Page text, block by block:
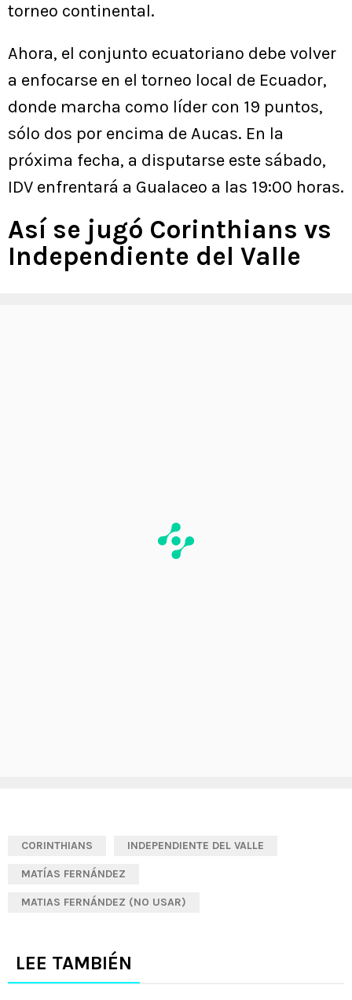
torneo continental.
Ahora, el conjunto ecuatoriano debe volver
a enfocarse en el torneo local de Ecuador,
donde marcha como líder con 19 puntos,
sólo dos por encima de Aucas. En la
próxima fecha, a disputarse este sábado,
IDV enfrentará a Gualaceo a las 19:00 horas.
Así se jugó Corinthians vs
Independiente del Valle
CORINTHIANS INDEPENDIENTE DEL VALLE
MATÍAS FERNÁNDEZ
MATIAS FERNÁNDEZ (NO USAR)
LEE TAMBIÉN